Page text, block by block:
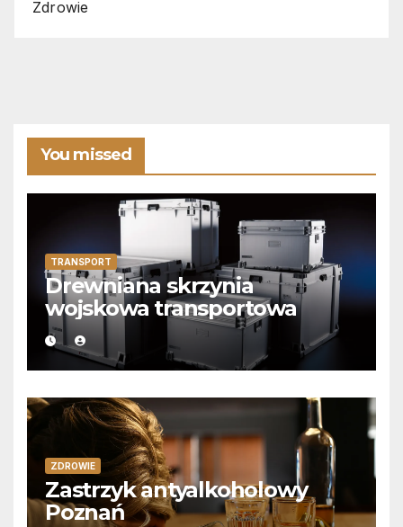
Zdrowie
You missed
TRANSPORT
Drewniana skrzynia
wojskowa transportowa
ZDROWIE
Zastrzyk antyalkoholowy
Poznań